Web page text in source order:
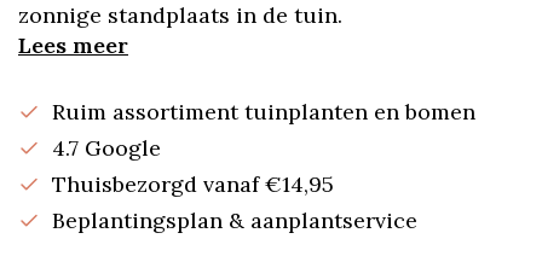
zonnige standplaats in de tuin.
Lees meer
Ruim assortiment tuinplanten en bomen
4.7 Google
Thuisbezorgd vanaf €14,95
Beplantingsplan & aanplantservice